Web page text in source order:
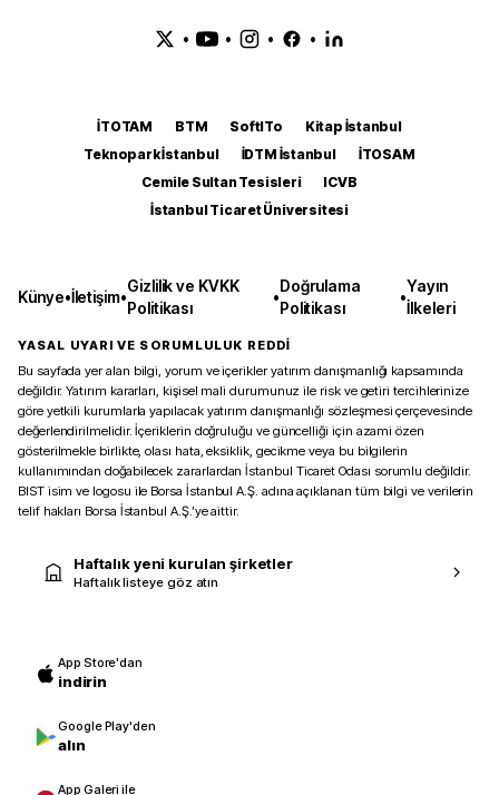
• • • •
İTOTAM BTM SoftITo
Kitap İstanbul
Teknopark İstanbul
İDTM İstanbul
İTOSAM
Cemile Sultan Tesisleri
ICVB
İstanbul Ticaret Üniversitesi
Künye•İletişim•
Gizlilik ve KVKK
Politikası
•
Doğrulama
Politikası
•
Yayın
İlkeleri
YASAL UYARI VE SORUMLULUK REDDİ
Bu sayfada yer alan bilgi, yorum ve içerikler yatırım danışmanlığı kapsamında
değildir. Yatırım kararları, kişisel mali durumunuz ile risk ve getiri tercihlerinize
göre yetkili kurumlarla yapılacak yatırım danışmanlığı sözleşmesi çerçevesinde
değerlendirilmelidir. İçeriklerin doğruluğu ve güncelliği için azami özen
gösterilmekle birlikte, olası hata, eksiklik, gecikme veya bu bilgilerin
kullanımından doğabilecek zararlardan İstanbul Ticaret Odası sorumlu değildir.
BIST isim ve logosu ile Borsa İstanbul A.Ş. adına açıklanan tüm bilgi ve verilerin
telif hakları Borsa İstanbul A.Ş.’ye aittir.
Haftalık yeni kurulan şirketler
Haftalık listeye göz atın
App Store'dan
indirin
Google Play'den
alın
App Galeri ile